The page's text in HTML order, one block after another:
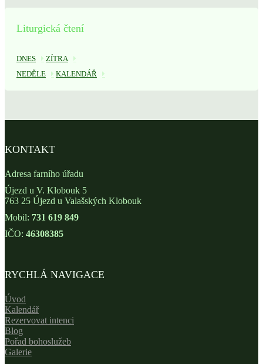
Liturgická čtení
DNES
ZÍTRA
NEDĚLE
KALENDÁŘ
KONTAKT
Adresa farního úřadu
Újezd u V. Klobouk 5
763 25 Újezd u Valašských Klobouk
Mobil: 731 619 849
IČO: 46308385
RYCHLÁ NAVIGACE
Úvod
Kalendář
Rezervovat intenci
Blog
Pořad bohoslužeb
Galerie